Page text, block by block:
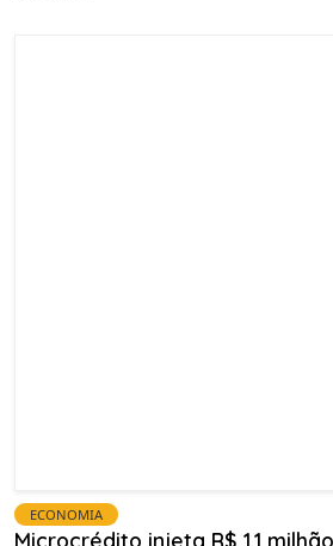
ECONOMIA
Microcrédito injeta R$ 1,1